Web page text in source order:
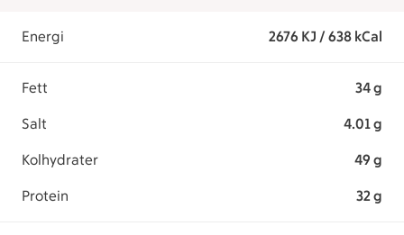
Energi 2676 KJ / 638 kCal
Fett 34 g
Salt 4.01 g
Kolhydrater 49 g
Protein 32 g